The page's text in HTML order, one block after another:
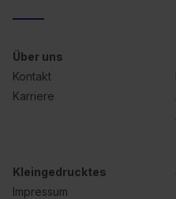
Über uns
Kontakt
Karriere
Kleingedrucktes
Impressum